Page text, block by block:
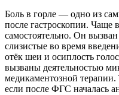
Боль в горле — одно из
после гастроскопии. Чаще
самостоятельно. Он
слизистые во время
отёк шеи и осиплость
вызваны деятельностью
медикаментозной терапии.
если после ФГС началась